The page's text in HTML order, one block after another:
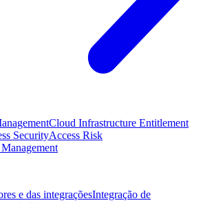
Cloud Infrastructure Entitlement
SecurityAccess Risk
e das integraçõesIntegração de